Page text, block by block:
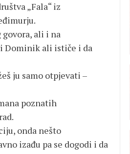
„Fala“ iz
ali i na
Dominik ali ističe i da
ju samo otpjevati –
poznatih
onda nešto
izađu pa se dogodi i da